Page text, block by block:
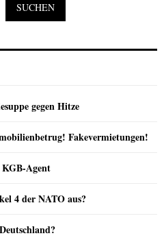
SUCHEN
gegen Hitze
Fakevermietungen!
Agent
4 der NATO aus?